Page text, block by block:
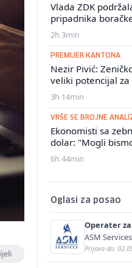
Vlada ZDK
pripadnika
2h 3min
PREMIJER KANTONA
Nezir Pivić:
veliki potencijal
3h 14min
VRŠE SE BROJNE
Ekonomisti sa
dolar: "Mogli
6h 44min
Oglasi za posao
Operater
njemačkom
ASM Services
Prijava do: